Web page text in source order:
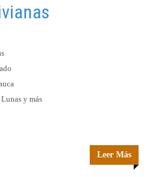
y más
Leer Más